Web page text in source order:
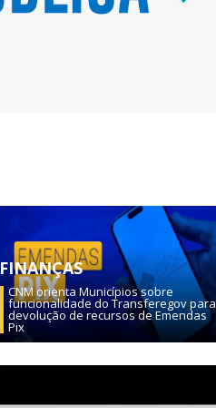
FINANÇAS
CNM orienta Municípios sobre
funcionalidade do Transferegov para
devolução de recursos de Emendas
Pix